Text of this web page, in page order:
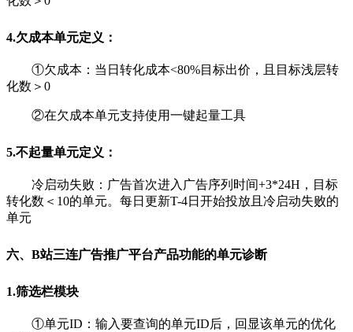
4.欠成本单元定义：
①欠成本：当日转化成本<80%目标出价，且目标浅层转
化数＞0
②在欠成本单元支持使用一键起量工具
5.不起量单元定义：
冷启动失败：广告首次进入广告序列时间+3*24H，目标
转化数＜10的单元。每日更新T-4日开始投放且冷启动失败的
单元
六、B站三连广告推广平台产品功能的单元诊断
1.筛选栏模块
①单元ID：输入要查询的单元ID后，回显该单元的优化